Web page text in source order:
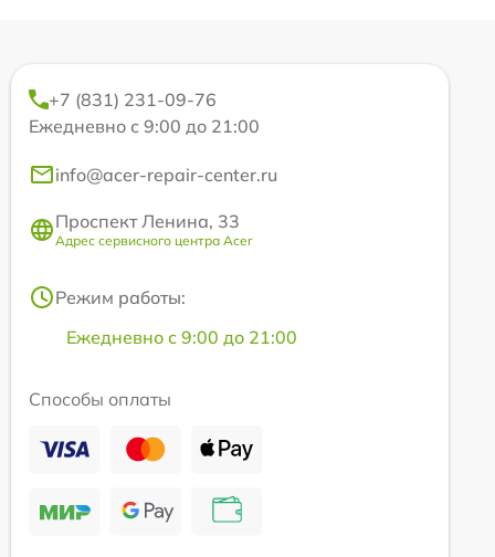
+7 (831) 231-09-76
Ежедневно с 9:00 до 21:00
info@acer-repair-center.ru
Проспект Ленина, 33
Адрес сервисного центра Acer
Режим работы:
Ежедневно с 9:00 до 21:00
Способы оплаты